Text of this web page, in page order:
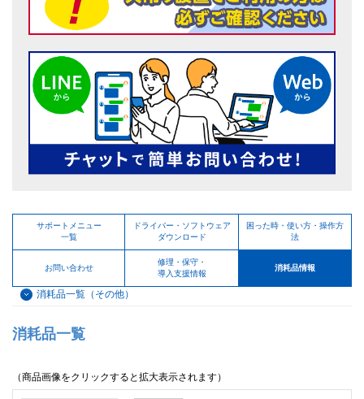
サポートメニュー
一覧
ドライバー・ソフトウェア
ダウンロード
困った時・使い方・操作方
法
お問い合わせ
修理・保守・
導入支援情報
消耗品情報
消耗品一覧（その他）
消耗品一覧
（商品画像をクリックすると拡大表示されます）